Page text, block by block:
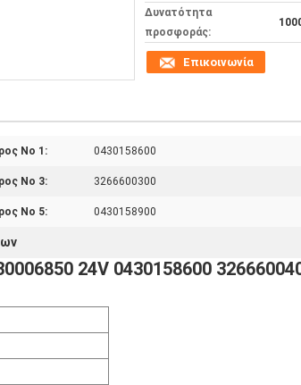
Δυνατότητα
προσφοράς:
Επικοινωνία
Νο 1: 0430158600
Νο 3: 3266600300
Νο 5: 0430158900
24V 0430158600